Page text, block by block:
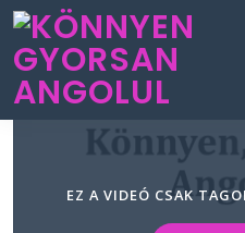
EZ A VIDEÓ CSAK